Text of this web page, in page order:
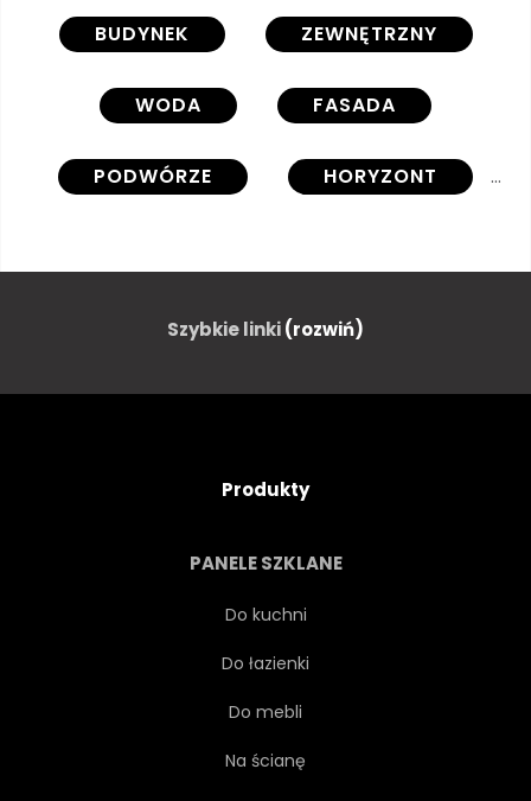
BUDYNEK ZEWNĘTRZNY
WODA FASADA
PODWÓRZE HORYZONT
STAWY WATERFRONT
JASNY ARCHITEKTURA
Szybkie linki(rozwiń)
Produkty
PANELE SZKLANE
Do kuchni
Do łazienki
Do mebli
Na ścianę